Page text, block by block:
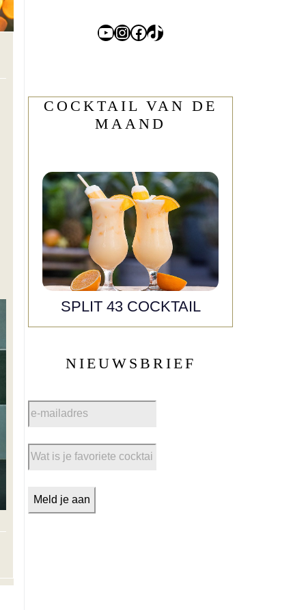
YouTube
Instagram
Facebook
TikTok
COCKTAIL VAN DE
MAAND
SPLIT 43 COCKTAIL
NIEUWSBRIEF